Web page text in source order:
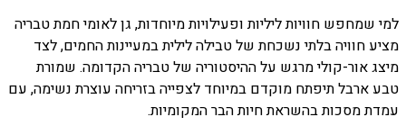
למי שמחפש חוויות ליליות ופעילויות מיוחדות, גן לאומי חמת טבריה
מציע חוויה בלתי נשכחת של טבילה לילית במעיינות החמים, לצד
מיצג אור-קולי מרגש על ההיסטוריה של טבריה הקדומה. שמורת
טבע ארבל תיפתח מוקדם במיוחד לצפייה בזריחה עוצרת נשימה, עם
עמדת מסכות בהשראת חיות הבר המקומיות.